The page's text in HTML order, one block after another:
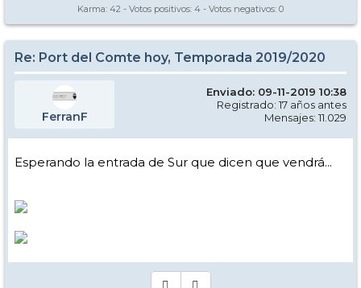
Karma: 42 - Votos positivos: 4 - Votos negativos: 0
Re: Port del Comte hoy, Temporada 2019/2020
FerranF
Enviado: 09-11-2019 10:38
Registrado: 17 años antes
Mensajes: 11.029
Esperando la entrada de Sur que dicen que vendrá...